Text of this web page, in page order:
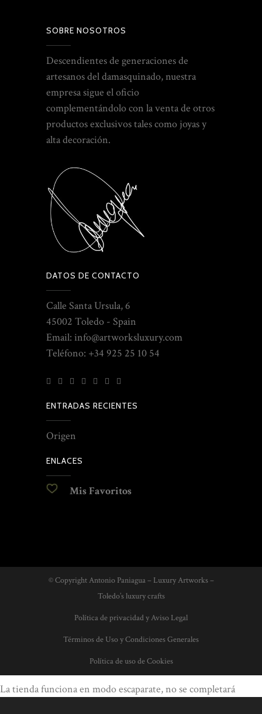
SOBRE NOSOTROS
Descendientes de generaciones de
artesanos del damasquinado, nuestra
empresa sigue el oficio
complementándolo con la venta de otros
productos exclusivos tales como joyas y
alta decoración.
DATOS DE CONTACTO
Calle Santa Ursula, 6
45002 Toledo - Spain
Email: info@artworksluxury.com
Teléfono: +34 925 25 10 54
ENTRADAS RECIENTES
Origen
ENLACES
Mis Favoritos
© Copyright Antonio Paniagua – Luxury Artworks –
Toledo’s luxury crafts
Política de privacidad y Aviso Legal
Términos de Uso y Condiciones Generales
Política de uso de Cookies
La tienda funciona en modo escaparate, no se completará